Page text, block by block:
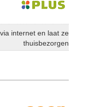
internet en laat ze
thuisbezorgen